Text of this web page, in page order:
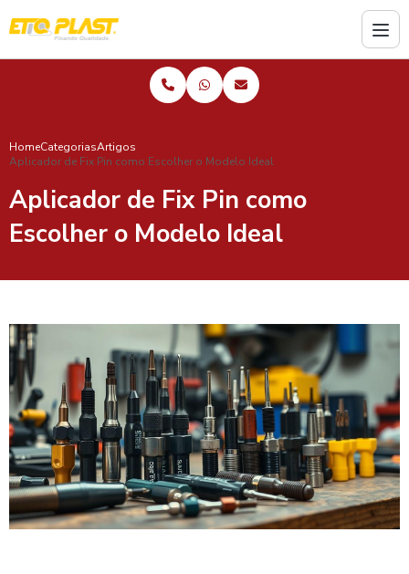
HomeCategoriasArtigos
Aplicador de Fix Pin como Escolher o Modelo Ideal
Aplicador de Fix Pin como
Escolher o Modelo Ideal